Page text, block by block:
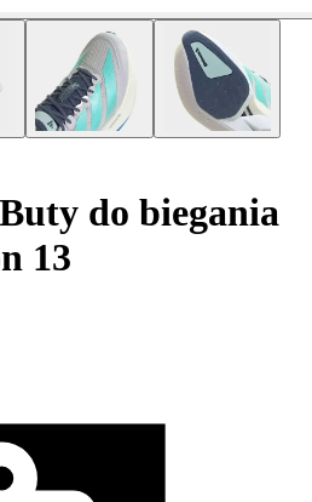
Buty do biegania
13